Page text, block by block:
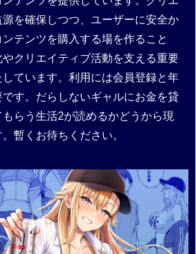
源を確保しつつ、ユーザーに安全か
テンツを購入する場を作ること
やクリエイティブ活動を支える重要
しています。利用には会員登録と年
す。だらしないギャルにお金を貸
もらう生活2が読めるかどうから現
暫くお待ちください。